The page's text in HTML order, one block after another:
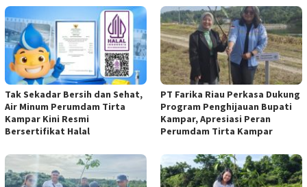
Tak Sekadar Bersih dan Sehat,
Air Minum Perumdam Tirta
Kampar Kini Resmi
Bersertifikat Halal
PT Farika Riau Perkasa Dukung
Program Penghijauan Bupati
Kampar, Apresiasi Peran
Perumdam Tirta Kampar